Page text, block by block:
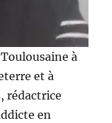
à
et à
rédactrice
en